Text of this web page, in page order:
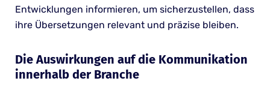
Entwicklungen informieren, um sicherzustellen, dass
ihre Übersetzungen relevant und präzise bleiben.
Die Auswirkungen auf die Kommunikation
innerhalb der Branche